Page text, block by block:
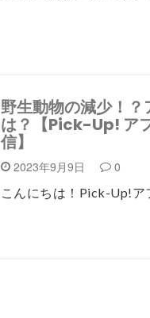
野生動物の減少！
は？【Pick-Up! ア
信】
2023年9月9日 0
こんにちは！Pick-Up!